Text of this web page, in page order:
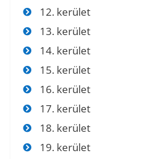
12. kerület
13. kerület
14. kerület
15. kerület
16. kerület
17. kerület
18. kerület
19. kerület